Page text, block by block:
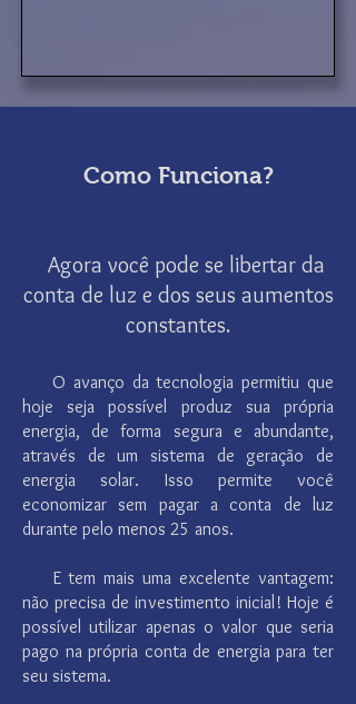
Como Funciona?
Agora você pode se libertar da
conta de luz e dos seus aumentos
constantes.
O avanço da tecnologia permitiu que
hoje seja possível produz sua própria
energia, de forma segura e abundante,
através de um sistema de geração de
energia solar. Isso permite você
economizar sem pagar a conta de luz
durante pelo menos 25 anos.
E tem mais uma excelente vantagem:
não precisa de investimento inicial! Hoje é
possível utilizar apenas o valor que seria
pago na própria conta de energia para ter
seu sistema.